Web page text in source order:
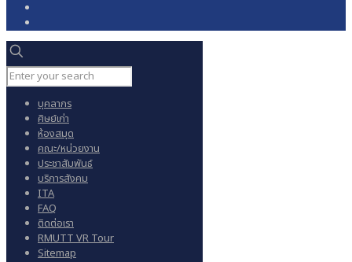
บุคลากร
ศิษย์เก่า
ห้องสมุด
คณะ/หน่วยงาน
ประชาสัมพันธ์
บริการสังคม
ITA
FAQ
ติดต่อเรา
RMUTT VR Tour
Sitemap